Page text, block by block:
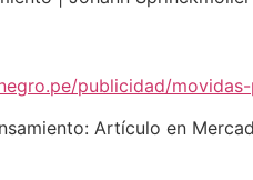
publicidad/
Artículo en